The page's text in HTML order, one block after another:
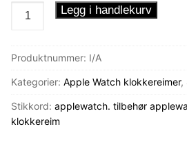
Klokkereim
antall
Legg i handlekurv
Produktnummer: I/A
Kategorier: Apple Watch klokkereimer,
Stikkord: applewatch. tilbehør
klokkereim